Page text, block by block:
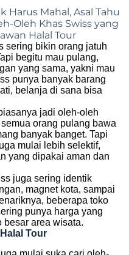
sering bikin orang jatuh
begitu mau pulang,
yang sama, yakni mau
punya banyak barang
belanja di sana bisa
jadi oleh-oleh
orang pulang bawa
banyak banget. Tapi
mulai lebih selektif,
yang dipakai aman dan
juga sering identik
magnet kota, sampai
beberapa toko
punya harga yang
besar area wisata.
Tour